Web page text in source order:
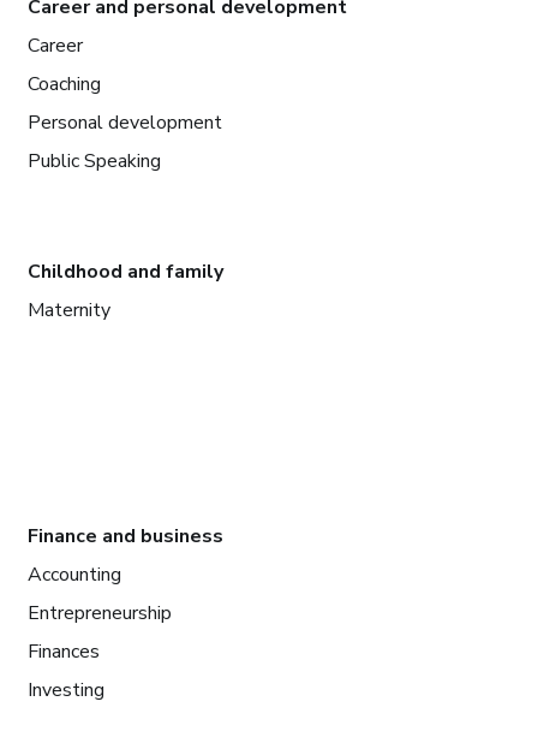
Career and personal development
Career
Coaching
Personal development
Public Speaking
Childhood and family
Maternity
Finance and business
Accounting
Entrepreneurship
Finances
Investing